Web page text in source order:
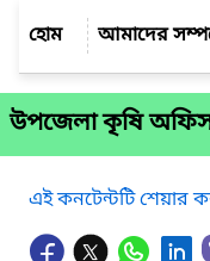
আমাদের
উপজেলা কৃষি
এই কনটেন্টটি শেয়ার